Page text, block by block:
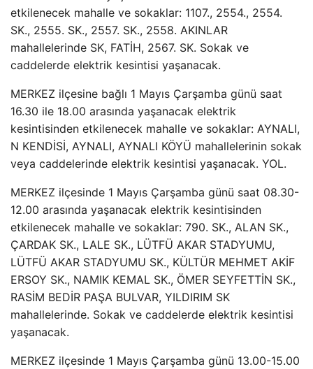
etkilenecek mahalle ve sokaklar: 1107., 2554., 2554.
SK., 2555. SK., 2557. SK., 2558. AKINLAR
mahallelerinde SK, FATİH, 2567. SK. Sokak ve
caddelerde elektrik kesintisi yaşanacak.
MERKEZ ilçesine bağlı 1 Mayıs Çarşamba günü saat
16.30 ile 18.00 arasında yaşanacak elektrik
kesintisinden etkilenecek mahalle ve sokaklar: AYNALI,
N KENDİSİ, AYNALI, AYNALI KÖYÜ mahallelerinin sokak
veya caddelerinde elektrik kesintisi yaşanacak. YOL.
MERKEZ ilçesinde 1 Mayıs Çarşamba günü saat 08.30-
12.00 arasında yaşanacak elektrik kesintisinden
etkilenecek mahalle ve sokaklar: 790. SK., ALAN SK.,
ÇARDAK SK., LALE SK., LÜTFÜ AKAR STADYUMU,
LÜTFÜ AKAR STADYUMU SK., KÜLTÜR MEHMET AKİF
ERSOY SK., NAMIK KEMAL SK., ÖMER SEYFETTİN SK.,
RASİM BEDİR PAŞA BULVAR, YILDIRIM SK
mahallelerinde. Sokak ve caddelerde elektrik kesintisi
yaşanacak.
MERKEZ ilçesinde 1 Mayıs Çarşamba günü 13.00-15.00